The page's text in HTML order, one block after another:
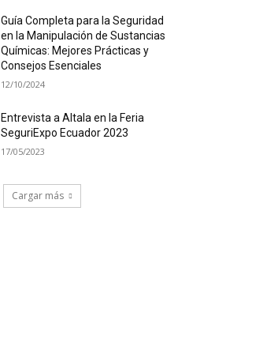
Guía Completa para la Seguridad
en la Manipulación de Sustancias
Químicas: Mejores Prácticas y
Consejos Esenciales
12/10/2024
Entrevista a Altala en la Feria
SeguriExpo Ecuador 2023
17/05/2023
Cargar más